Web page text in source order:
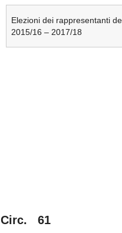
Elezioni dei rappresentanti
2015/16 – 2017/18
Circ. 61